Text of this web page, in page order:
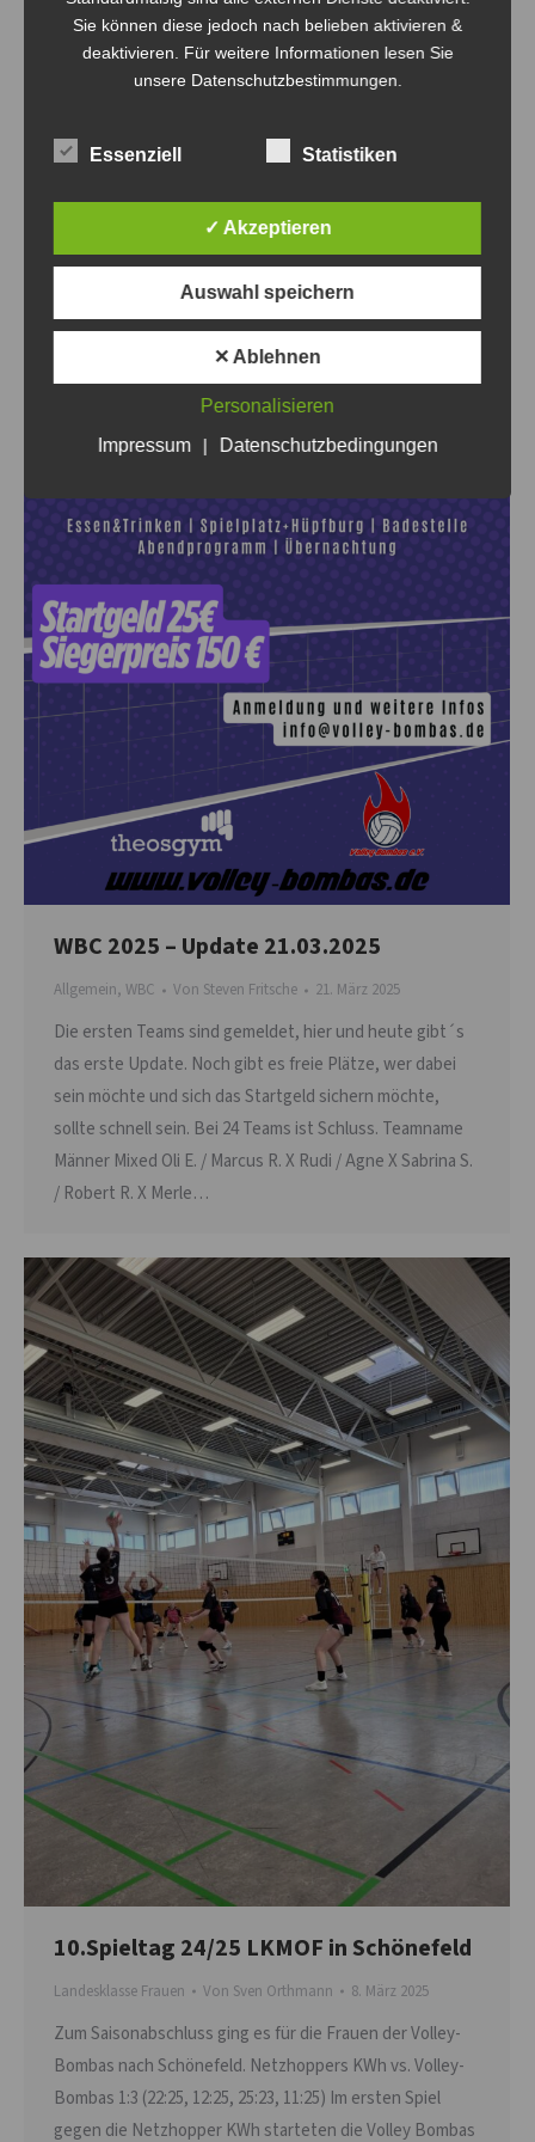
Teilnehmer in der Übersicht. Teamname 1. Bombas 1 2.
Bombas 2 3. Chaos am Netz (TSV90 Röbel) 4. BSV Rot
Weiß Schönow 5. Chaos am Netz (Humboldt Gymnasium)
Verpflegungsstand…
WBC 2025 – Update 21.03.2025
Allgemein, WBC Von Steven Fritsche 21. März 2025
Die ersten Teams sind gemeldet, hier und heute gibt´s
das erste Update. Noch gibt es freie Plätze, wer dabei
sein möchte und sich das Startgeld sichern möchte,
sollte schnell sein. Bei 24 Teams ist Schluss. Teamname
Männer Mixed Oli E. / Marcus R. X Rudi / Agne X Sabrina S.
/ Robert R. X Merle…
10.Spieltag 24/25 LKMOF in Schönefeld
Landesklasse Frauen Von Sven Orthmann 8. März 2025
Zum Saisonabschluss ging es für die Frauen der Volley-
Bombas nach Schönefeld. Netzhoppers KWh vs. Volley-
Bombas 1:3 (22:25, 12:25, 25:23, 11:25) Im ersten Spiel
gegen die Netzhopper KWh starteten die Volley Bombas
Sie können diese jedoch nach belieben aktivieren &
deaktivieren. Für weitere Informationen lesen Sie
unsere Datenschutzbestimmungen.
Essenziell Statistiken
✓ Akzeptieren
Auswahl speichern
✕ Ablehnen
Personalisieren
Impressum
| Datenschutzbedingungen